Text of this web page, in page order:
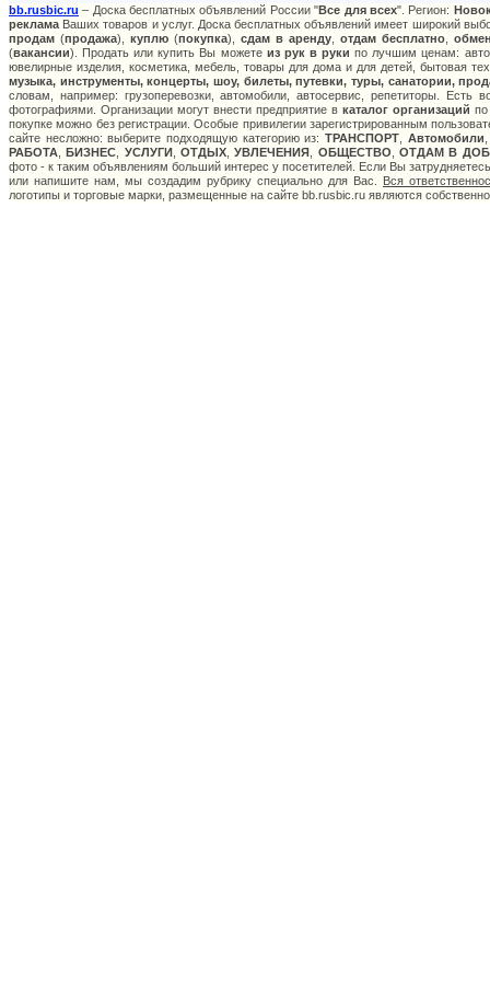
bb.rusbic.ru – Доска бесплатных объявлений России "Все для всех". Регион:
реклама Ваших товаров и услуг. Доска бесплатных объявлений имеет широкий
продам (продажа), куплю(покупка), сдам в аренду, отдам бесплатно,
(вакансии). Продать или купить Вы можете из рук в руки по лучшим ценам:
ювелирные изделия, косметика, мебель, товары для дома и для детей, бытовая
музыка, инструменты, концерты, шоу, билеты, путевки, туры, санатории,
словам, например: грузоперевозки, автомобили, автосервис, репетиторы.
фотографиями. Организации могут внести предприятие в каталог организаций по
покупке можно без регистрации. Особые привилегии зарегистрированным
сайте несложно: выберите подходящую категорию из:ТРАНСПОРТ Автомобили
РАБОТА ,БИЗНЕС УСЛУГИ,ОТДЫХ ,УВЛЕЧЕНИЯ ОБЩЕСТВО ,ОТДАМ В
фото - к таким объявлениям больший интерес у посетителей. Если Вы
или напишите нам, мы создадим рубрику специально для Вас. Вся
логотипы и торговые марки, размещенные на сайте bb.rusbic.ru являются